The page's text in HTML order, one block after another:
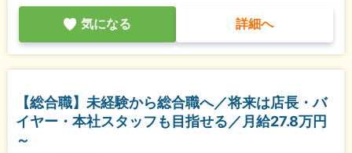
気になる 詳細へ
【総合職】未経験から総合職へ／将来は店長・バ
イヤー・本社スタッフも目指せる／月給27.8万円
～